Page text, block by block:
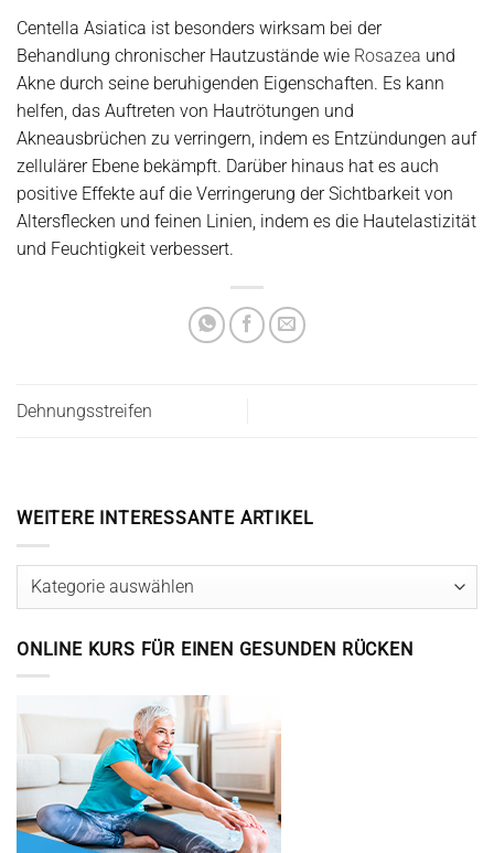
Centella Asiatica ist besonders wirksam bei der
Behandlung chronischer Hautzustände wie Rosazea und
Akne durch seine beruhigenden Eigenschaften. Es kann
helfen, das Auftreten von Hautrötungen und
Akneausbrüchen zu verringern, indem es Entzündungen auf
zellulärer Ebene bekämpft. Darüber hinaus hat es auch
positive Effekte auf die Verringerung der Sichtbarkeit von
Altersflecken und feinen Linien, indem es die Hautelastizität
und Feuchtigkeit verbessert.
Dehnungsstreifen
WEITERE INTERESSANTE ARTIKEL
Weitere
interessante
ONLINE KURS FÜR EINEN GESUNDEN RÜCKEN